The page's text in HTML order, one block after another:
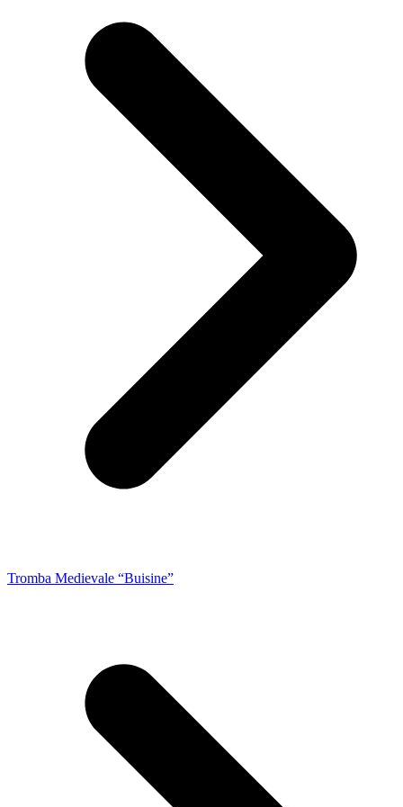
Tromba Medievale “Buisine”